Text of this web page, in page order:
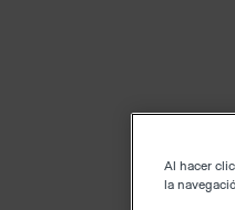
Al hacer clic
la